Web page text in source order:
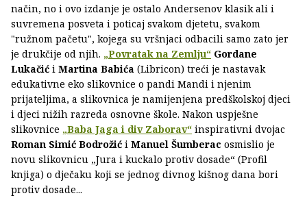
način, no i ovo izdanje je ostalo Andersenov klasik ali i
suvremena posveta i poticaj svakom djetetu, svakom
"ružnom pačetu", kojega su vršnjaci odbacili samo zato jer
je drukčije od njih. „Povratak na Zemlju“ Gordane
Lukačić i Martina Babića (Libricon) treći je nastavak
edukativne eko slikovnice o pandi Mandi i njenim
prijateljima, a slikovnica je namijenjena predškolskoj djeci
i djeci nižih razreda osnovne škole. Nakon uspješne
slikovnice „Baba Jaga i div Zaborav“ inspirativni dvojac
Roman Simić Bodrožić i Manuel Šumberac osmislio je
novu slikovnicu „Jura i kuckalo protiv dosade“ (Profil
knjiga) o dječaku koji se jednog divnog kišnog dana bori
protiv dosade...